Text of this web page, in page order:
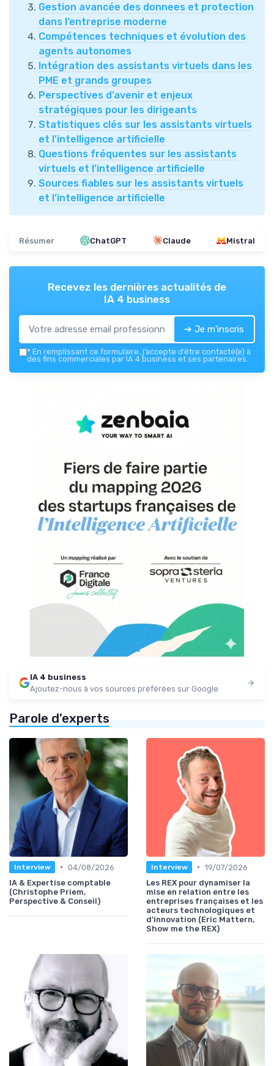
Gestion avancée des donnees et protection
dans l’entreprise moderne
Compétences techniques et évolution des
agents autonomes
Intégration des assistants virtuels dans les
PME et grands groupes
Perspectives d’avenir et enjeux
stratégiques pour les dirigeants
Statistiques clés sur les assistants virtuels
et l’intelligence artificielle
Questions fréquentes sur les assistants
virtuels et l’intelligence artificielle
Sources fiables sur les assistants virtuels
et l’intelligence artificielle
Résumer ChatGPT Claude Mistral
Recevez les dernières actualités de
IA 4 business
➔ Je m'inscris
* En remplissant ce formulaire, j’accepte d’être contacté(e) à
des fins commerciales par IA 4 business et ses partenaires.
IA 4 business
Ajoutez-nous à vos sources préférées sur Google
Parole d'experts
Interview • 04/08/2026
IA & Expertise comptable
(Christophe Priem,
Perspective & Conseil)
Interview • 19/07/2026
Les REX pour dynamiser la
mise en relation entre les
entreprises françaises et les
acteurs technologiques et
d’innovation (Eric Mattern,
Show me the REX)